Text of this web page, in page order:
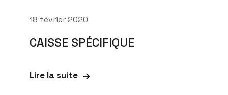
18 février 2020
CAISSE SPÉCIFIQUE
Lire la suite